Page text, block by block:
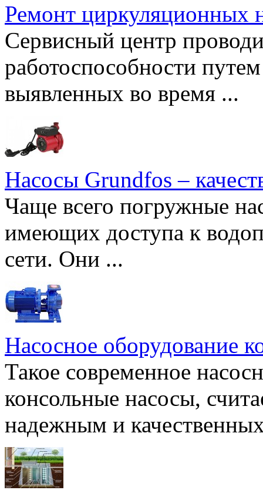
Ремонт циркуляционных
Сервисный центр
работоспособности
выявленных во время ...
Насосы Grundfos –
Чаще всего погружные
имеющих доступа к
сети. Они ...
Насосное оборудование
Такое современное
консольные насосы,
надежным и